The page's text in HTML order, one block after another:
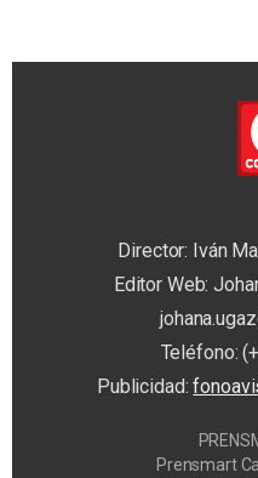
Director: Iván
Editor Web:
Teléfono:
Publicidad:
Prensmart